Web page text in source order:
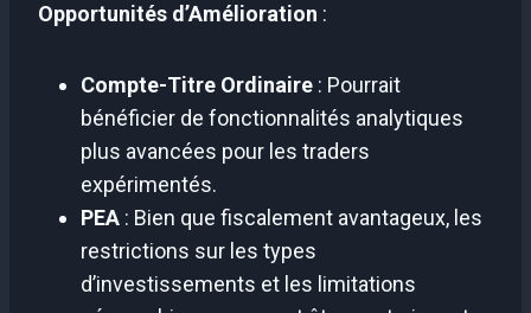
Opportunités d’Amélioration :
Compte-Titre Ordinaire : Pourrait
bénéficier de fonctionnalités analytiques
plus avancées pour les traders
expérimentés.
PEA : Bien que fiscalement avantageux, les
restrictions sur les types
d’investissements et les limitations